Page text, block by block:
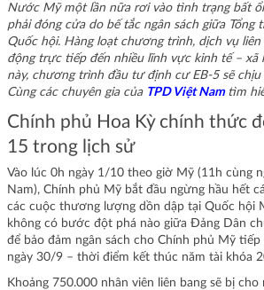
Nước Mỹ một lần nữa rơi vào tình trạng bất
phải đóng cửa do bế tắc ngân sách giữa Tổng
Quốc hội. Hàng loạt chương trình, dịch vụ
động trực tiếp đến nhiều lĩnh vực kinh tế – xã
này, chương trình đầu tư định cư EB-5 sẽ chịu
Cùng các chuyên gia của TPD Việt Nam tìm
Chính phủ Hoa Kỳ chính thức
15 trong lịch sử
Vào lúc 0h ngày 1/10 theo giờ Mỹ (11h cùng
Nam), Chính phủ Mỹ bắt đầu ngừng hầu hết
các cuộc thương lượng dồn dập tại Quốc hội
không có bước đột phá nào giữa Đảng Dân
để bảo đảm ngân sách cho Chính phủ Mỹ
ngày 30/9 – thời điểm kết thúc năm tài khóa
Khoảng 750.000 nhân viên liên bang sẽ bị